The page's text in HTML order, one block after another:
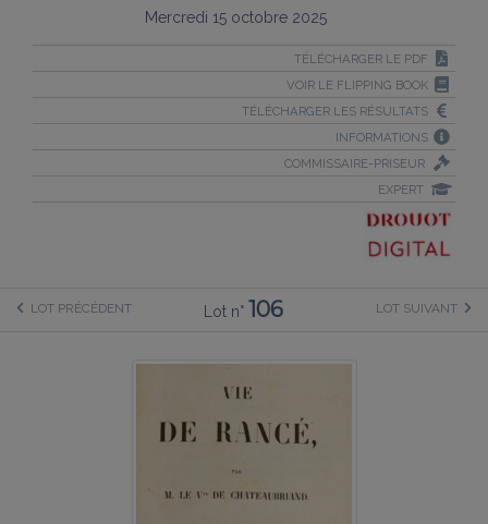
Mercredi 15 octobre 2025
TÉLÉCHARGER LE PDF
VOIR LE FLIPPING BOOK
TÉLÉCHARGER LES RÉSULTATS
INFORMATIONS
COMMISSAIRE-PRISEUR
EXPERT
LOT PRÉCÉDENT Lot n° 106 LOT SUIVANT